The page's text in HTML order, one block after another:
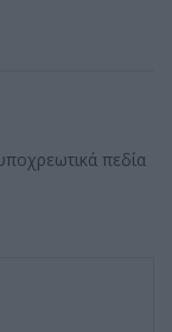
πεδία